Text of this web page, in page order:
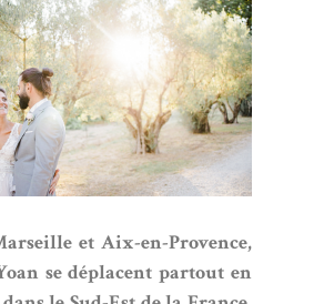
et Aix-en-Provence,
se déplacent partout en